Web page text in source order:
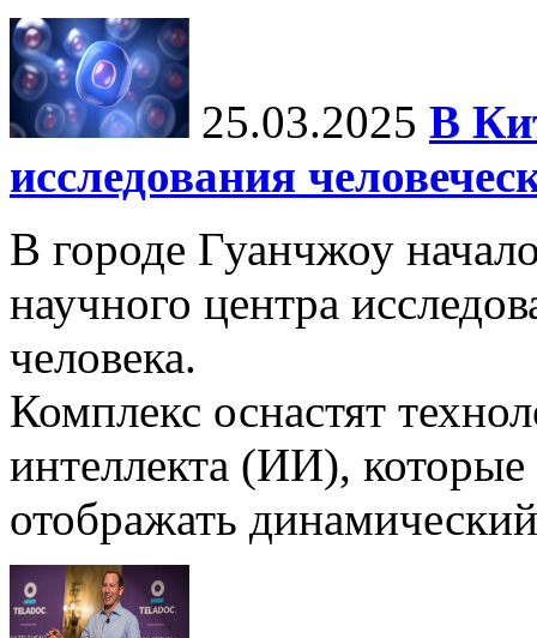
25.03.2025 В
исследования
В городе Гуанчжоу
научного центра
человека.
Комплекс оснастят
интеллекта (ИИ),
отображать